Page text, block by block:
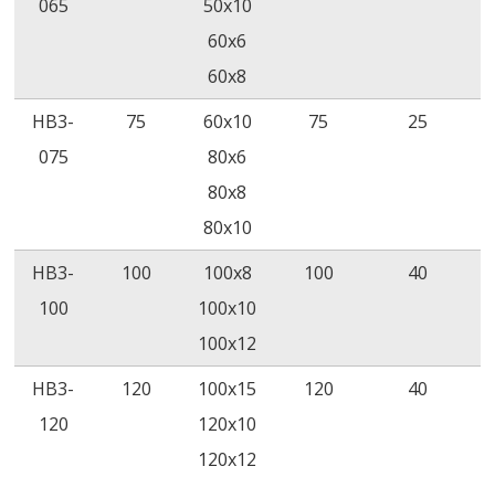
ชั่วโมง)
การต้านทาน
≥1012
D2671
ทองแดง
ไม่มีการ
กัดกร่อน
D2671
กั
065
50x10
60x6
60x8
HB3-
075
75
60x10
80x6
80x8
80x10
75 25
HB3-
100
100
100x8
100x10
100x12
100 40
HB3-
120
120
100x15
120x10
120x12
120 40